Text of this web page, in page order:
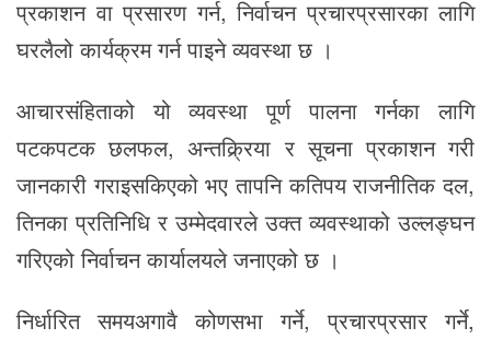
प्रकाशन वा प्रसारण गर्न, निर्वाचन प्रचारप्रसारका लागि
घरलैलो कार्यक्रम गर्न पाइने व्यवस्था छ ।
आचारसंहिताको यो व्यवस्था पूर्ण पालना गर्नका लागि
पटकपटक छलफल, अन्तक्र्रिया र सूचना प्रकाशन गरी
जानकारी गराइसकिएको भए तापनि कतिपय राजनीतिक दल,
तिनका प्रतिनिधि र उम्मेदवारले उक्त व्यवस्थाको उल्लङ्घन
गरिएको निर्वाचन कार्यालयले जनाएको छ ।
निर्धारित समयअगावै कोणसभा गर्ने, प्रचारप्रसार गर्ने,